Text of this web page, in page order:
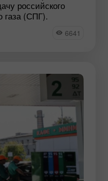
российского
газа (СПГ).
6641